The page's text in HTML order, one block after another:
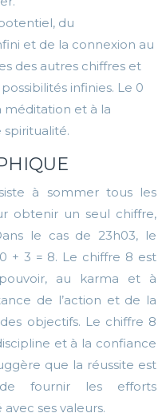
du
et de la connexion au
des autres chiffres et
infinies. Le 0
méditation et à la
à sommer tous les
obtenir un seul chiffre,
le cas de 23h03, le
+ 3 = 8. Le chiffre 8 est
au karma et à
de l’action et de la
objectifs. Le chiffre 8
et à la confiance
que la réussite est
fournir les efforts
ses valeurs.